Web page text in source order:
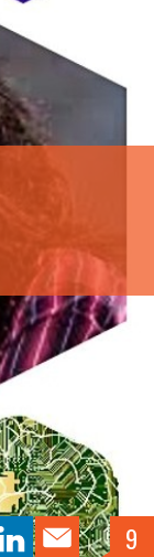
9